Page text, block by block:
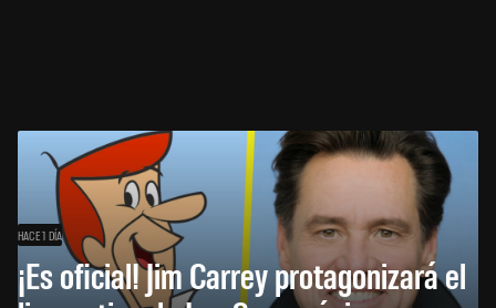
HACE 1 DÍA
¡Es oficial! Jim Carrey protagonizará el